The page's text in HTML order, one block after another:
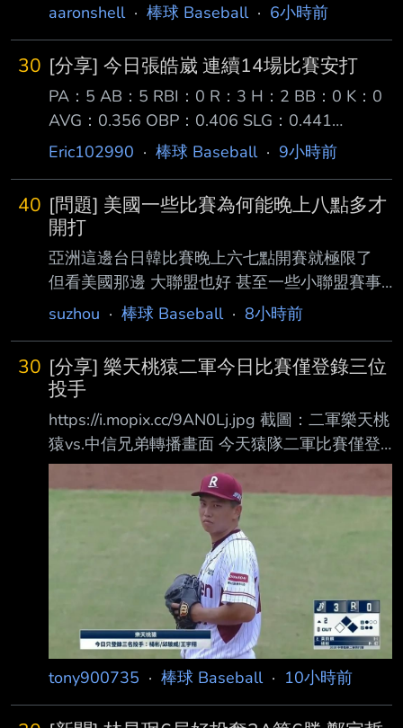
aaronshell· 棒球 Baseball· 6小時前
30 [分享] 今日張皓崴 連續14場比賽安打
PA：5 AB：5 RBI：0 R：3 H：2 BB：0 K：0
AVG：0.356 OBP：0.406 SLG：0.441
OPS+：159 今天張皓崴守右外野再次單場雙安
數，成功將 連續安打場次推進到14場，賽後
OPS+159。 ---- Sent from BePTT on my
Samsung SM-S9360 --
Eric102990 · 棒球 Baseball· 9小時前
40 [問題] 美國一些比賽為何能晚上八點多才
開打
亞洲這邊台日韓比賽晚上六七點開賽就極限了
但看美國那邊 大聯盟也好 甚至一些小聯盟賽事
常常都是當地時間晚上八點多才開打 美國人都
這樣開車回家不是更晚更累嗎
suzhou · 棒球 Baseball· 8小時前
30 [分享] 樂天桃猿二軍今日比賽僅登錄三位
投手
https://i.mopix.cc/9AN0Lj.jpg 截圖：二軍樂天桃
猿vs.中信兄弟轉播畫面 今天猿隊二軍比賽僅登
錄楊彬、邱駿威、王宇翔三名投手。
https://i.mopix.cc/VD8bVe.jpg
https://i.mopix.cc/1COAQV.jpg 第四位登板的余
新喆本職是捕手，但已經是累積第三次用投手身
份出場了（捕手身份出賽 則為7次） 之前猿二也
有在領先局面下使用何品室融登板的狀況，看來
猿二投手資源目前已經是捉襟 見肘了？ -- 如果
是因為這樣，那二軍要增加場次似乎最大難點就
tony900735 · 棒球 Baseball· 10小時前